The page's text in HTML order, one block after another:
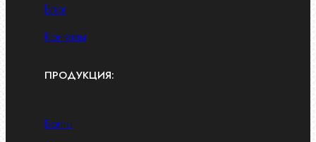
Блог
Контакты
ПРОДУКЦИЯ:
Болты